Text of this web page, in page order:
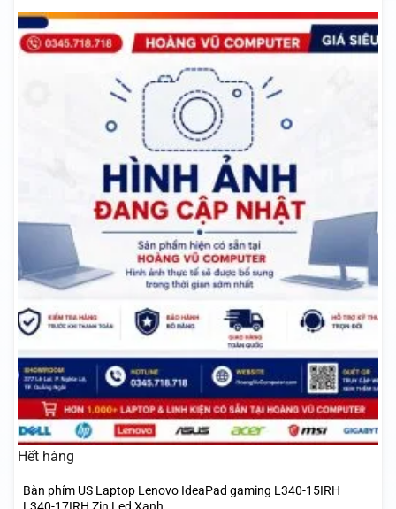
Hết hàng
Bàn phím US Laptop Lenovo IdeaPad gaming L340-15IRH